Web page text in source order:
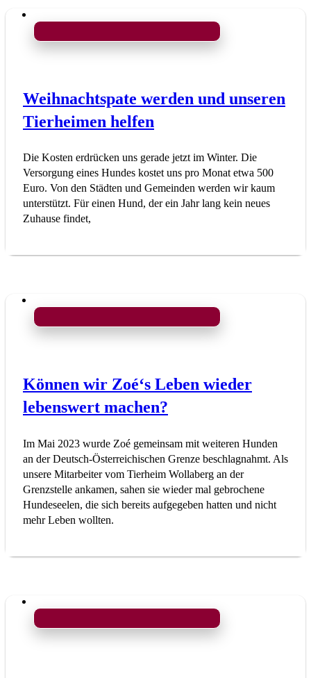
Weihnachtspate werden und unseren
Tierheimen helfen
Die Kosten erdrücken uns gerade jetzt im Winter. Die
Versorgung eines Hundes kostet uns pro Monat etwa 500
Euro. Von den Städten und Gemeinden werden wir kaum
unterstützt. Für einen Hund, der ein Jahr lang kein neues
Zuhause findet,
Können wir Zoé‘s Leben wieder
lebenswert machen?
Im Mai 2023 wurde Zoé gemeinsam mit weiteren Hunden
an der Deutsch-Österreichischen Grenze beschlagnahmt. Als
unsere Mitarbeiter vom Tierheim Wollaberg an der
Grenzstelle ankamen, sahen sie wieder mal gebrochene
Hundeseelen, die sich bereits aufgegeben hatten und nicht
mehr Leben wollten.